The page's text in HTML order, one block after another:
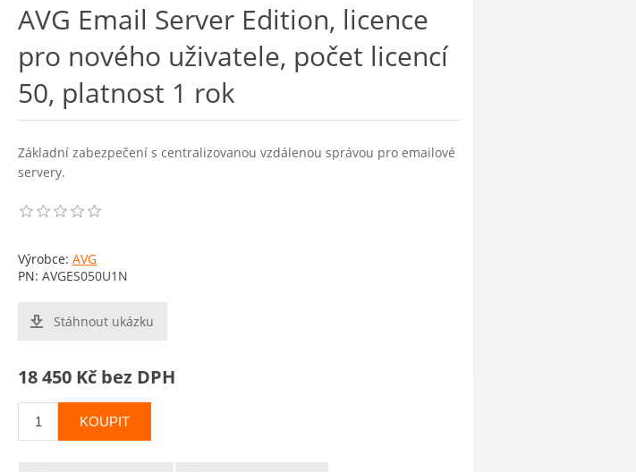
AVG Email Server Edition, licence
pro nového uživatele, počet licencí
50, platnost 1 rok
Základní zabezpečení s centralizovanou vzdálenou správou pro emailové
servery.
Výrobce: AVG
PN: AVGES050U1N
Stáhnout ukázku
18 450 Kč bez DPH
KOUPIT